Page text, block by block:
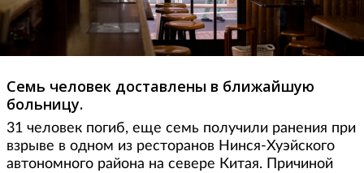
Семь человек доставлены в ближайшую
больницу.
31 человек погиб, еще семь получили ранения при
взрыве в одном из ресторанов Нинся-Хуэйского
автономного района на севере Китая. Причиной